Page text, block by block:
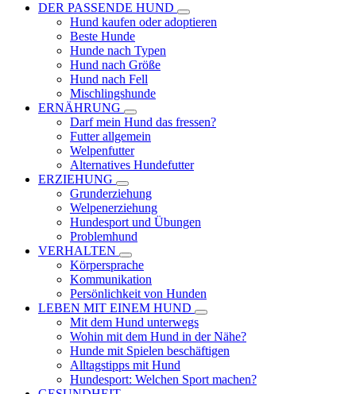
DER PASSENDE HUND
Hund kaufen oder adoptieren
Beste Hunde
Hunde nach Typen
Hund nach Größe
Hund nach Fell
Mischlingshunde
ERNÄHRUNG
Darf mein Hund das fressen?
Futter allgemein
Welpenfutter
Alternatives Hundefutter
ERZIEHUNG
Grunderziehung
Welpenerziehung
Hundesport und Übungen
Problemhund
VERHALTEN
Körpersprache
Kommunikation
Persönlichkeit von Hunden
LEBEN MIT EINEM HUND
Mit dem Hund unterwegs
Wohin mit dem Hund in der Nähe?
Hunde mit Spielen beschäftigen
Alltagstipps mit Hund
Hundesport: Welchen Sport machen?